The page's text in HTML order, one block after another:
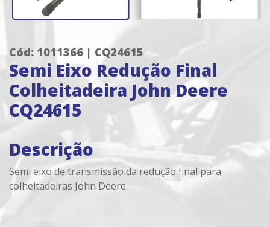
Cód: 1011366 | CQ24615
Semi Eixo Redução Final
Colheitadeira John Deere
CQ24615
Descrição
Semi eixo de transmissão da redução final para
colheitadeiras John Deere